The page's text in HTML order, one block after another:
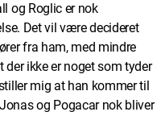
og Roglic er nok
Det vil være decideret
fra ham, med mindre
ikke er noget som tyder
mig at han kommer til
og Pogacar nok bliver